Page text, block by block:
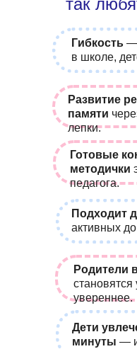
Подходит
активных
Дети
минуты —
Родители
становятся
увереннее.
Развитие
памяти
лепки.
Гибкость —
в школе,
Готовые
методички
педагога.
так